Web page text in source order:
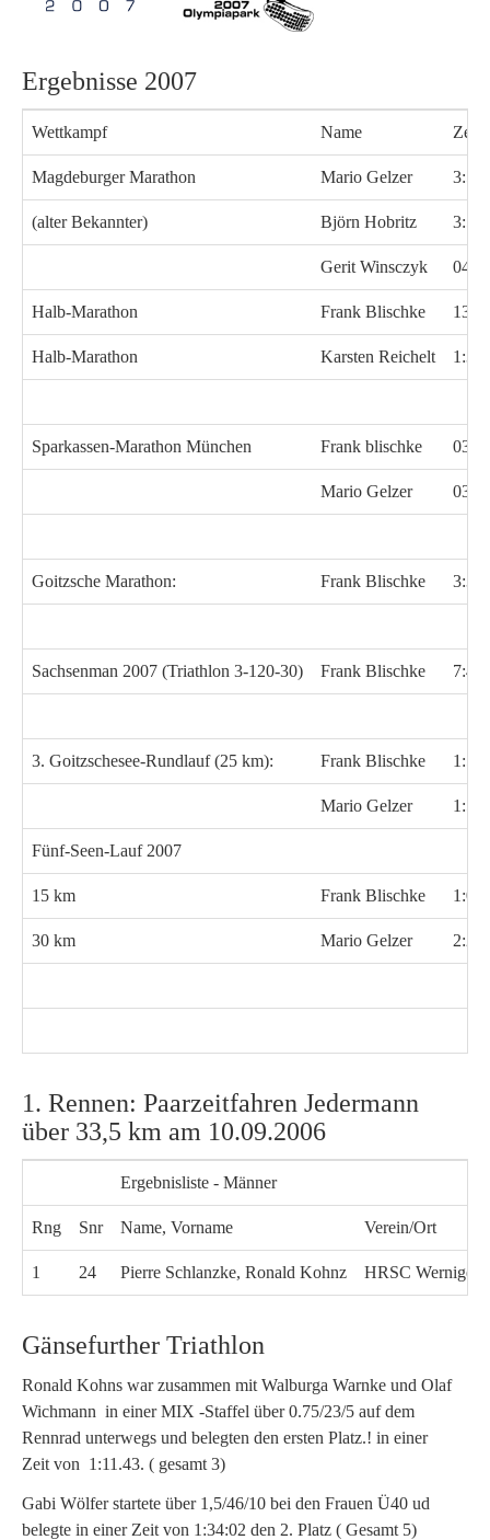
Ergebnisse 2007
Wettkampf Name Zeit
Magdeburger Marathon Mario Gelzer
(alter Bekannter) Björn Hobritz
Gerit Winsczyk
Halb-Marathon Frank Blischke
Halb-Marathon Karsten Reichelt
Sparkassen-Marathon München Frank blischke
Mario Gelzer
Goitzsche Marathon: Frank Blischke
Sachsenman 2007 (Triathlon 3-120-30) Frank Blischke
3. Goitzschesee-Rundlauf (25 km): Frank Blischke
Mario Gelzer
Fünf-Seen-Lauf 2007
15 km Frank Blischke
30 km Mario Gelzer
1. Rennen: Paarzeitfahren Jedermann
über 33,5 km am 10.09.2006
Ergebnisliste - Männer
Rng Snr Name, Vorname Verein/Ort
1 24 Pierre Schlanzke, Ronald Kohnz HRSC
Gänsefurther Triathlon
Ronald Kohns war zusammen mit Walburga Warnke und Olaf
Wichmann in einer MIX -Staffel über 0.75/23/5 auf dem
Rennrad unterwegs und belegten den ersten Platz.! in einer
Zeit von 1:11.43. ( gesamt 3)
Gabi Wölfer startete über 1,5/46/10 bei den Frauen Ü40 ud
belegte in einer Zeit von 1:34:02 den 2. Platz ( Gesamt 5)